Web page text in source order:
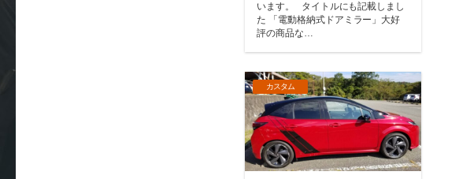
います。 タイトルにも記載しまし
た 「電動格納式ドアミラー」大好
評の商品な…
カスタム